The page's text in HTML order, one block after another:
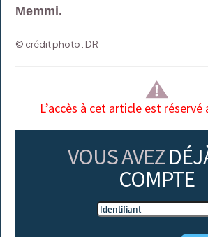
Memmi.
© crédit photo : DR
L’accès à cet article est réservé
VOUS AVEZ
COMPTE